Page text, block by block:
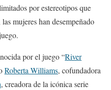
por estereotipos que
mujeres han desempeñado
por el juego “River
Roberta Williams, cofundadora
, creadora de la icónica serie